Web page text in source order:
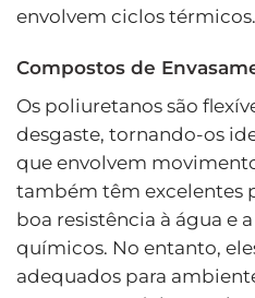
envolvem ciclos térmicos.
Compostos de
Os poliuretanos são
desgaste, tornando-os
que envolvem
também têm excelentes
boa resistência à água e
químicos. No entanto,
adequados para